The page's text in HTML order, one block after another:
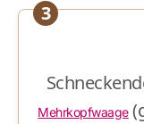
3
Mehrkopfwaage